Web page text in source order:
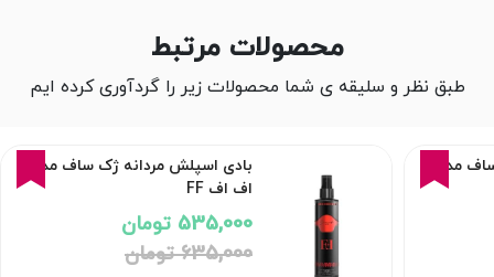
محصولات مرتبط
طبق نظر و سلیقه ی شما محصولات زیر را گردآوری کرده ایم
مدل
بادی اسپلش مردانه ژک ساف مدل
اف اف FF
535,000 تومان
635,000 تومان